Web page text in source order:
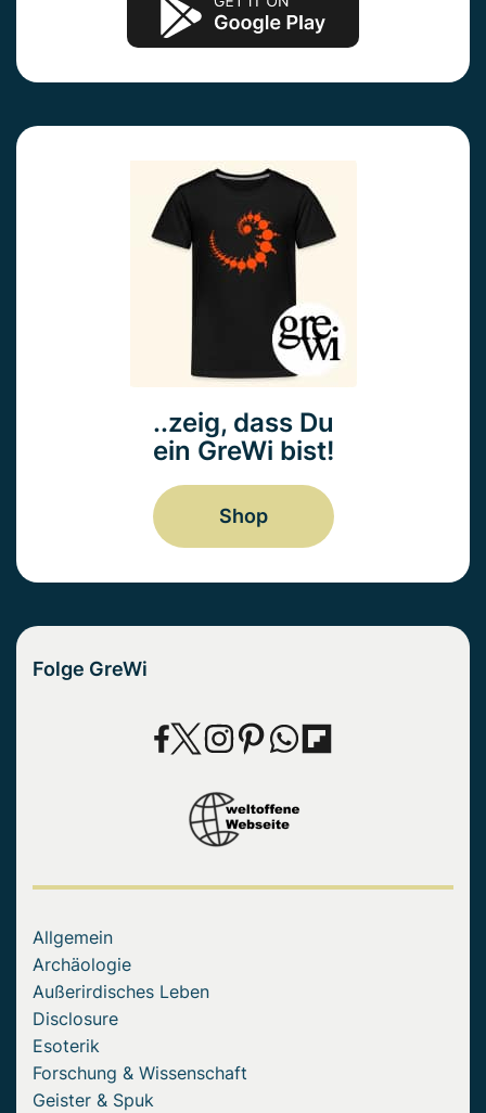
..zeig, dass Du
ein GreWi bist!
Shop
Folge GreWi
Allgemein
Archäologie
Außerirdisches Leben
Disclosure
Esoterik
Forschung & Wissenschaft
Geister & Spuk